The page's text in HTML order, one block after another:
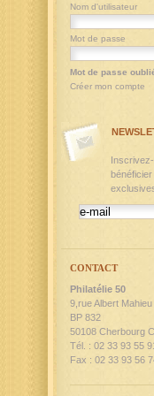
Nom d'utilisateur
Mot de passe
Mot de passe
Créer mon compte
CONTACT
Philatélie 50
9,rue Albert Mahieu
BP 832
50108 Cherbourg
Tél. : 02 33 93 55
Fax : 02 33 93 56